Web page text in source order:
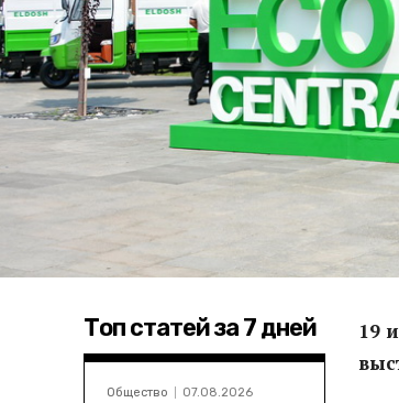
Топ статей за 7 дней
Общество 07.08.2026
19